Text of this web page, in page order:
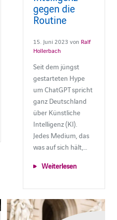
gegen die
Routine
15. Juni 2023 von Ralf
Hollerbach
Seit dem jüngst
gestarteten Hype
um ChatGPT spricht
ganz Deutschland
über Künstliche
Intelligenz (KI).
Jedes Medium, das
was auf sich hält,…
Weiterlesen